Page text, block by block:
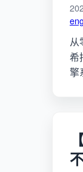
从
希
擎